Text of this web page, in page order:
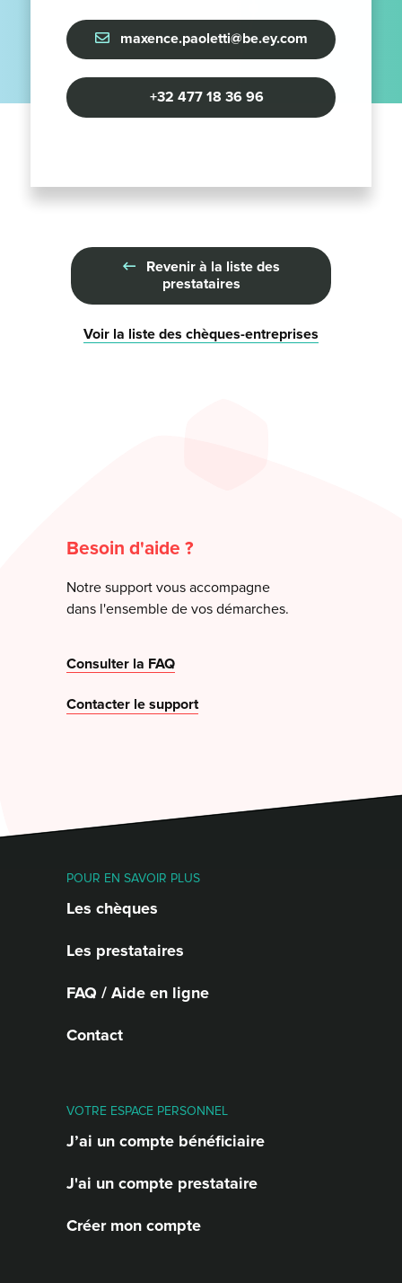
maxence.paoletti@be.ey.com
+32 477 18 36 96
Revenir à la liste des
prestataires
Voir la liste des chèques-entreprises
Besoin d'aide ?
Notre support vous accompagne
dans l'ensemble de vos démarches.
Consulter la FAQ
Contacter le support
POUR EN SAVOIR PLUS
Les chèques
Les prestataires
FAQ / Aide en ligne
Contact
VOTRE ESPACE PERSONNEL
J’ai un compte bénéficiaire
J'ai un compte prestataire
Créer mon compte